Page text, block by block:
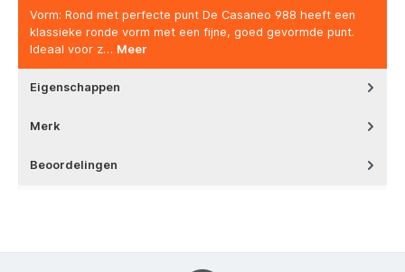
Vorm: Rond met perfecte punt De Casaneo 988 heeft een
klassieke ronde vorm met een fijne, goed gevormde punt.
Ideaal voor z… Meer
Eigenschappen
Merk
Beoordelingen